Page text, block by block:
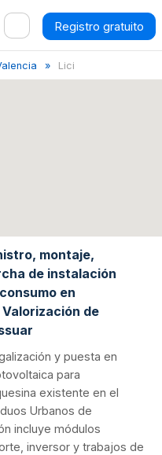
Registro gratuito
Licitación de instal...
montaje,
de instalación
en
de
y puesta en
para
existente en el
Urbanos de
incluye módulos
inversor y trabajos de